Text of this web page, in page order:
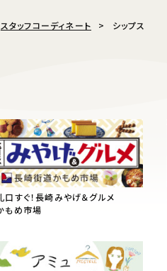
スタッフコーディネート シップス
すぐ！長崎みやげ＆グルメ
もめ市場